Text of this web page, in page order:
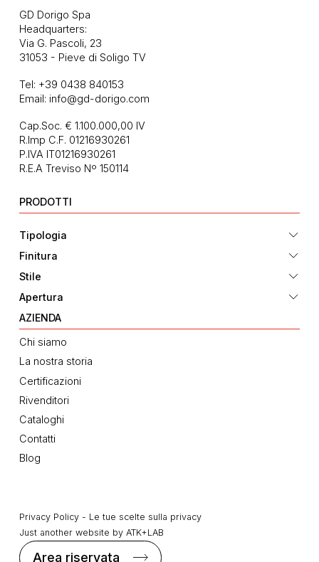
GD Dorigo Spa
Headquarters:
Via G. Pascoli, 23
31053 - Pieve di Soligo TV
Tel: +39 0438 840153
Email: info@gd-dorigo.com
Cap.Soc. € 1.100.000,00 IV
R.Imp C.F. 01216930261
P.IVA IT01216930261
R.E.A Treviso Nº 150114
PRODOTTI
Tipologia
Finitura
Stile
Apertura
AZIENDA
Chi siamo
La nostra storia
Certificazioni
Rivenditori
Cataloghi
Contatti
Blog
Privacy Policy - Le tue scelte sulla privacy
Just another website by ATK+LAB
Area riservata